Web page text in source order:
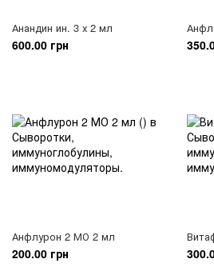
Анандин ин. 3 х 2 мл
600.00 грн
Анфлурон 2 МО 2 мл
200.00 грн